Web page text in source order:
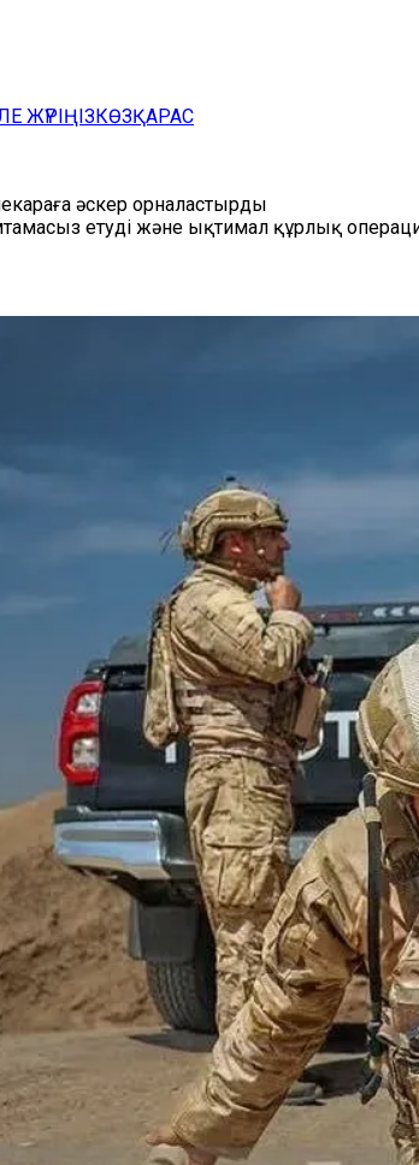
ЖҮРІҢІЗКӨЗҚАРАС
әскер орналастырды
етуді және ықтимал құрлық